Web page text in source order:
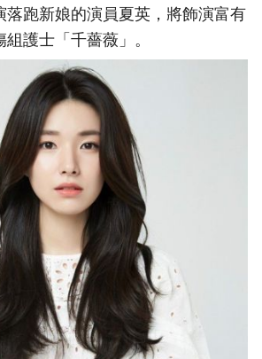
落跑新娘的演員夏英，將飾演富有
護士「千薔薇」。